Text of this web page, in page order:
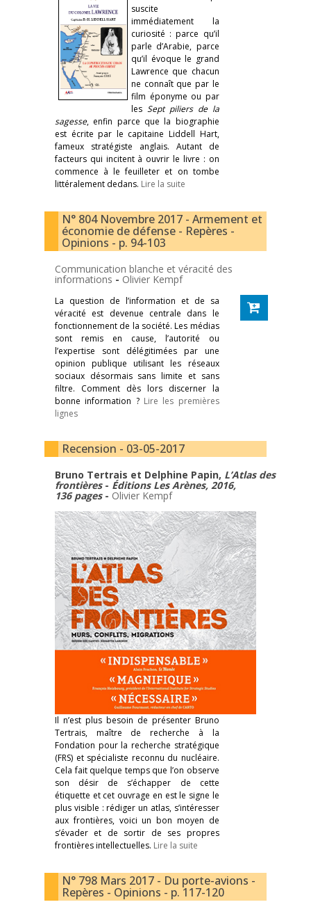
suscite
immédiatement la
curiosité : parce qu’il
parle d’Arabie, parce
qu’il évoque le grand
Lawrence que chacun
ne connaît que par le
film éponyme ou par
les Sept piliers de la
sagesse, enfin parce que la biographie
est écrite par le capitaine Liddell Hart,
fameux stratégiste anglais. Autant de
facteurs qui incitent à ouvrir le livre : on
commence à le feuilleter et on tombe
littéralement dedans. Lire la suite
N° 804 Novembre 2017 - Armement et
économie de défense - Repères -
Opinions - p. 94-103
Communication blanche et véracité des
informations - Olivier Kempf
La question de l’information et de sa
véracité est devenue centrale dans le
fonctionnement de la société. Les médias
sont remis en cause, l’autorité ou
l’expertise sont délégitimées par une
opinion publique utilisant les réseaux
sociaux désormais sans limite et sans
filtre. Comment dès lors discerner la
bonne information ? Lire les premières
lignes
Recension - 03-05-2017
Bruno Tertrais et Delphine Papin, L’Atlas des
frontières- Éditions Les Arènes, 2016,
136 pages- Olivier Kempf
Il n’est plus besoin de présenter Bruno
Tertrais, maître de recherche à la
Fondation pour la recherche stratégique
(FRS) et spécialiste reconnu du nucléaire.
Cela fait quelque temps que l’on observe
son désir de s’échapper de cette
étiquette et cet ouvrage en est le signe le
plus visible : rédiger un atlas, s’intéresser
aux frontières, voici un bon moyen de
s’évader et de sortir de ses propres
frontières intellectuelles. Lire la suite
N° 798 Mars 2017 - Du porte-avions -
Repères - Opinions - p. 117-120